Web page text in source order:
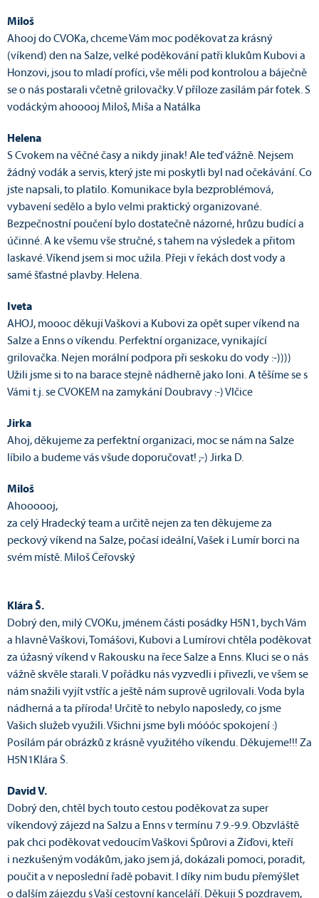
Miloš
Ahooj do CVOKa, chceme Vám moc poděkovat za krásný
(víkend) den na Salze, velké poděkování patři klukům Kubovi a
Honzovi, jsou to mladí profíci, vše měli pod kontrolou a báječně
se o nás postarali včetně grilovačky. V příloze zasílám pár fotek. S
vodáckým ahooooj Miloš, Miša a Natálka
Helena
S Cvokem na věčné časy a nikdy jinak! Ale teď vážně. Nejsem
žádný vodák a servis, který jste mi poskytli byl nad očekávání. Co
jste napsali, to platilo. Komunikace byla bezproblémová,
vybavení sedělo a bylo velmi praktický organizované.
Bezpečnostní poučení bylo dostatečně názorné, hrůzu budící a
účinné. A ke všemu vše stručné, s tahem na výsledek a přitom
laskavé. Víkend jsem si moc užila. Přeji v řekách dost vody a
samé šťastné plavby. Helena.
Iveta
AHOJ, moooc děkuji Vaškovi a Kubovi za opět super víkend na
Salze a Enns o víkendu. Perfektní organizace, vynikající
grilovačka. Nejen morální podpora při seskoku do vody :-))))
Užili jsme si to na barace stejně nádherně jako loni. A těšíme se s
Vámi t.j. se CVOKEM na zamykání Doubravy :-) Vlčice
Jirka
Ahoj, děkujeme za perfektní organizaci, moc se nám na Salze
líbilo a budeme vás všude doporučovat! ;-) Jirka D.
Miloš
Ahoooooj,
za celý Hradecký team a určitě nejen za ten děkujeme za
peckový víkend na Salze, počasí ideální, Vašek i Lumír borci na
svém místě. Miloš Čeřovský
Klára Š.
Dobrý den, milý CVOKu, jménem části posádky H5N1, bych Vám
a hlavně Vaškovi, Tomášovi, Kubovi a Lumírovi chtěla poděkovat
za úžasný víkend v Rakousku na řece Salze a Enns. Kluci se o nás
vážně skvěle starali. V pořádku nás vyzvedli i přivezli, ve všem se
nám snažili vyjít vstříc a ještě nám suprově ugrilovali. Voda byla
nádherná a ta příroda! Určitě to nebylo naposledy, co jsme
Vašich služeb využili. Všichni jsme byli móóóc spokojení :)
Posílám pár obrázků z krásně využitého víkendu. Děkujeme!!! Za
H5N1Klára Š.
David V.
Dobrý den, chtěl bych touto cestou poděkovat za super
víkendový zájezd na Salzu a Enns v termínu 7.9.-9.9. Obzvláště
pak chci poděkovat vedoucím Vaškovi Špůrovi a Žíďovi, kteří
i nezkušeným vodákům, jako jsem já, dokázali pomoci, poradit,
poučit a v neposlední řadě pobavit. I díky nim budu přemýšlet
o dalším zájezdu s Vaší cestovní kanceláří. Děkuji S pozdravem,